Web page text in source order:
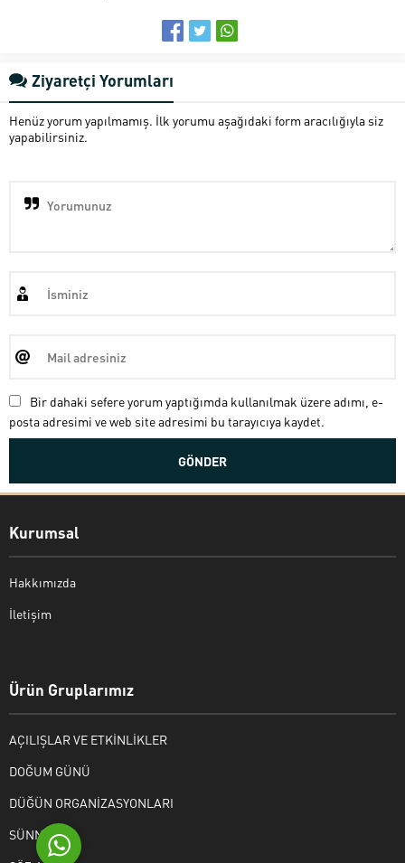
Ziyaretçi Yorumları
Henüz yorum yapılmamış. İlk yorumu aşağıdaki form aracılığıyla siz
yapabilirsiniz.
Bir dahaki sefere yorum yaptığımda kullanılmak üzere adımı, e-
posta adresimi ve web site adresimi bu tarayıcıya kaydet.
Kurumsal
Hakkımızda
İletişim
Ürün Gruplarımız
AÇILIŞLAR VE ETKİNLİKLER
DOĞUM GÜNÜ
DÜĞÜN ORGANİZASYONLARI
SÜNNET